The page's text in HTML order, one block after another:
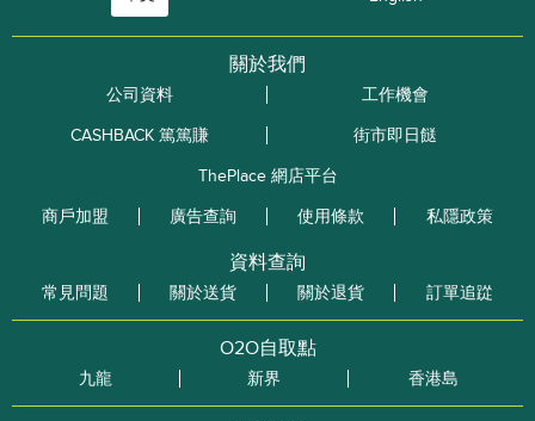
關於我們
公司資料
工作機會
CASHBACK 篤篤賺
街市即日餸
ThePlace 網店平台
商戶加盟
廣告查詢 使用條款 私隱政策
資料查詢
常見問題 關於送貨 關於退貨 訂單追踨
O2O自取點
九龍 新界 香港島